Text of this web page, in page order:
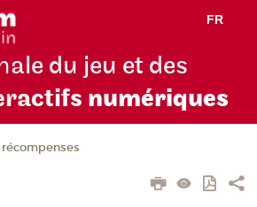
FR
ale du jeu et des
numériques